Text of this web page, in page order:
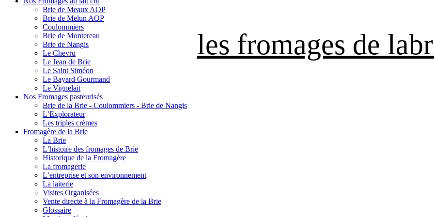
les fromages de
Brie de Meaux AOP
Brie de Melun AOP
Coulommiers
Brie de Montereau
Brie de Nangis
Le Chevru
Le Jean de Brie
Le Saint Siméon
Le Bayard Gourmand
Le Vignelait
Nos Fromages pasteurisés
Brie de la Brie - Coulommiers - Brie de Nangis
L’Explorateur
Les triples crèmes
Fromagère de la Brie
La Brie
L’histoire des fromages de Brie
Historique de la Fromagère
La fromagerie
L’entreprise et son environnement
La laiterie
Visites Organisées
Vente directe à la Fromagère de la Brie
Glossaire